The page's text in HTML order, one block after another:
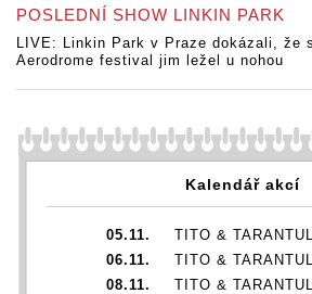
POSLEDNÍ SHOW LINKIN PARK
LIVE: Linkin Park v Praze dokázali, že
Aerodrome festival jim ležel u nohou
Kalendář akcí
05.11.
TITO &
06.11.
TITO &
08.11.
TITO &